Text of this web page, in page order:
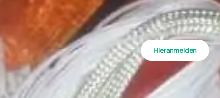
Hier anmelden